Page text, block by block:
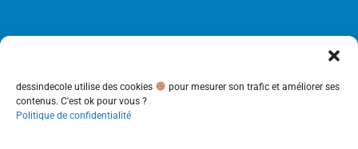
dessindecole utilise des cookies
pour mesurer son trafic et améliorer ses
contenus. C'est ok pour vous ?
Politique de confidentialité